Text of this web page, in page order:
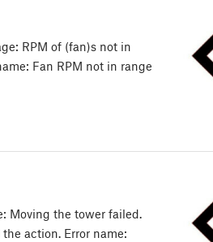
RPM of (fan)s not in
Fan RPM not in range
Moving the tower failed.
action. Error name: